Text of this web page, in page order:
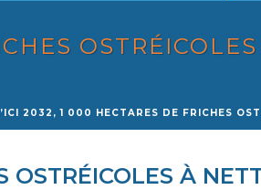
2032, 1 000 HECTARES DE FRICHES
OSTRÉICOLES À